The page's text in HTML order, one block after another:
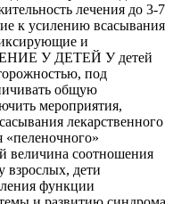
лечения до 3-7
к усилению всасывания
и
У ДЕТЕЙ У детей
под
общую
мероприятия,
лекарственного
«пеленочного»
величина соотношения
взрослых, дети
функции